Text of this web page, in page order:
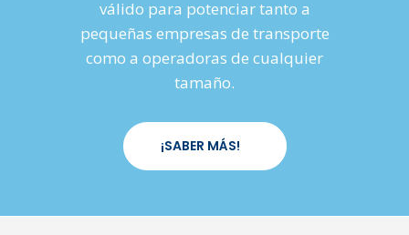
válido para potenciar tanto a
pequeñas empresas de transporte
como a operadoras de cualquier
tamaño.
¡SABER MÁS!